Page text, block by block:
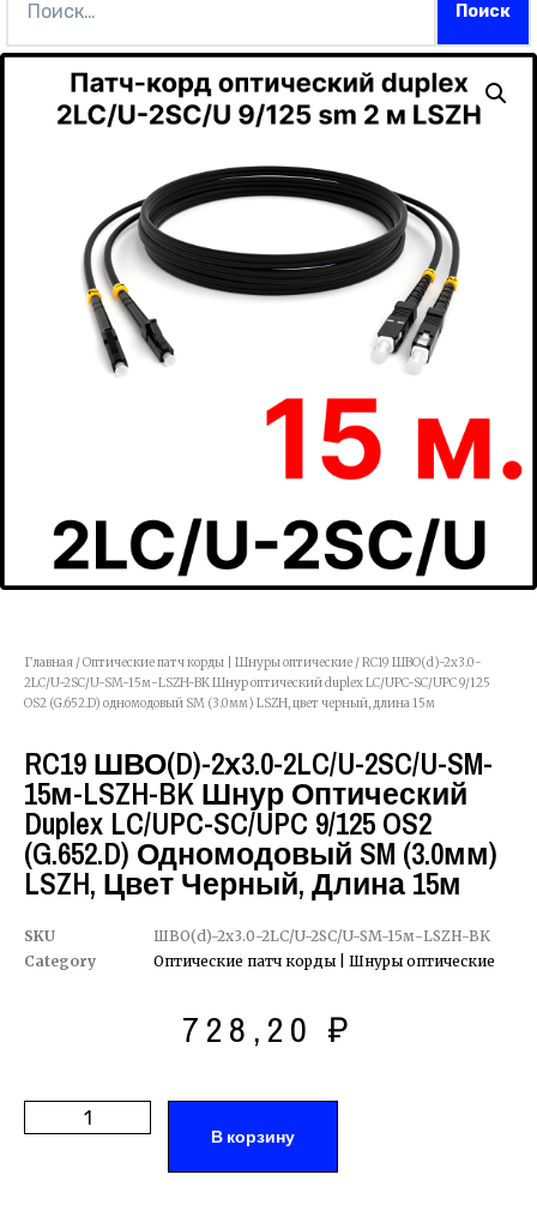
Главная /Оптические патч корды | Шнуры оптические / RC19 ШВО(d)-2х3.0-
2LC/U-2SC/U-SM-15м-LSZH-BK Шнур оптический duplex LC/UPC-SC/UPC 9/125
OS2 (G.652.D) одномодовый SM (3.0мм) LSZH, цвет черный, длина 15м
RC19 ШВО(d)-2х3.0-2LC/U-2SC/U-SM-
15м-LSZH-BK Шнур Оптический
Duplex LC/UPC-SC/UPC 9/125 OS2
(G.652.D) Одномодовый SM (3.0мм)
LSZH, Цвет Черный, Длина 15м
SKU
ШВО(d)-2х3.0-2LC/U-2SC/U-SM-15м-LSZH-BK
Category
Оптические патч корды | Шнуры оптические
728,20₽
В корзину